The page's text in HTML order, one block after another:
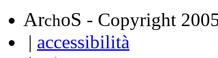
ArchoS - Copyright
| accessibilità